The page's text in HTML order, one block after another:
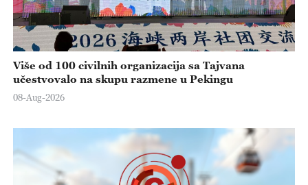
Više od 100 civilnih organizacija sa Tajvana
učestvovalo na skupu razmene u Pekingu
08-Aug-2026